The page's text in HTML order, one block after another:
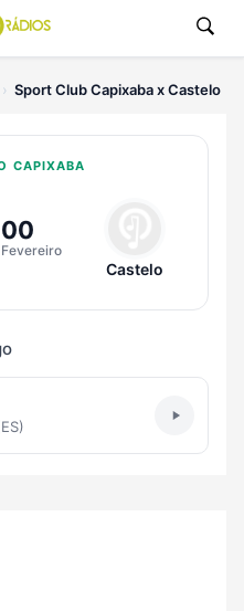
Sport Club Capixaba x Castelo
CAPIXABA
Castelo